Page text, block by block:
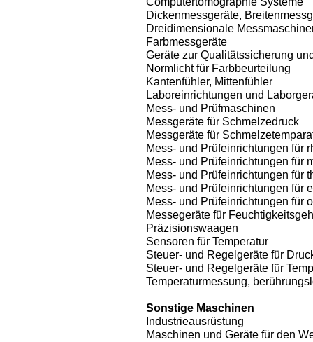
Dickenmessgeräte,
Dreidimensionale
Farbmessgeräte
Geräte zur Qualitätssicherung
Normlicht für Farbbeurteilung
Kantenfühler, Mittenfühler
Laboreinrichtungen und
Mess- und Prüfmaschinen
Messgeräte für Schmelzedruck
Messgeräte für
Mess- und Prüfeinrichtungen für
Mess- und Prüfeinrichtungen für
Mess- und Prüfeinrichtungen für
Mess- und Prüfeinrichtungen für
Mess- und Prüfeinrichtungen für
Messegeräte für
Präzisionswaagen
Sensoren für Temperatur
Steuer- und Regelgeräte für
Steuer- und Regelgeräte für
Temperaturmessung,
Sonstige Maschinen
Industrieausrüstung
Maschinen und Geräte für den